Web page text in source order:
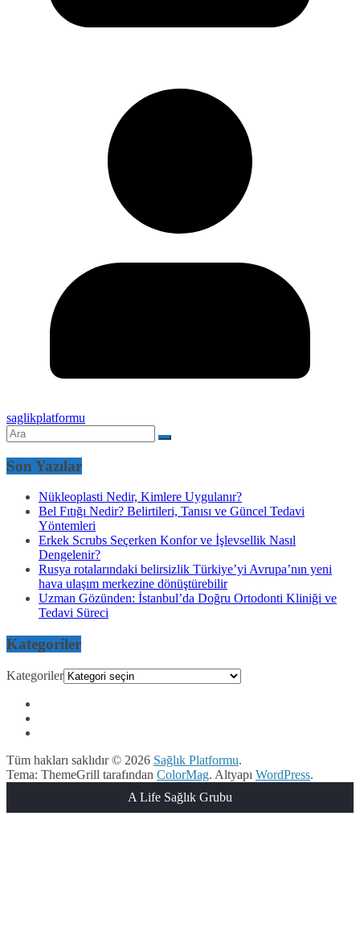
saglikplatformu
Son Yazılar
Nükleoplasti Nedir, Kimlere Uygulanır?
Bel Fıtığı Nedir? Belirtileri, Tanısı ve Güncel Tedavi
Yöntemleri
Erkek Scrubs Seçerken Konfor ve İşlevsellik Nasıl
Dengelenir?
Rusya rotalarındaki belirsizlik Türkiye’yi Avrupa’nın yeni
hava ulaşım merkezine dönüştürebilir
Uzman Gözünden: İstanbul’da Doğru Ortodonti Kliniği ve
Tedavi Süreci
Kategoriler
Kategoriler
Tüm hakları saklıdır © 2026 Sağlık Platformu.
Tema: ThemeGrill tarafından ColorMag. Altyapı WordPress.
A Life Sağlık Grubu